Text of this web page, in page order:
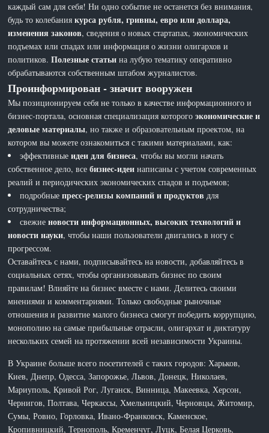
каждый сам для себя! Ни одно событие не останется без внимания,
будь то колебаниякурса рубля, гривны, евро или доллара,
изменения законов, сведения о новых стартапах, экономических
подъемах или спадах или информация о жизни олигархов и
политиков.Полезные статьи на лубую тематику оперативно
обрабатываются собственным штабом журналистов.
Проинформирован - значит вооружен
Мы позиционируем себя не только в качестве информационного и
бизнес-портала, основная специализация которогоэкономические и
деловые материалы, но также и образовательным проектом, на
котором вы можете ознакомиться с такими материалами, как:
эффективныеидеи для бизнеса, чтобы вы могли начать
собственное дело, всебизнес-идеи написаны с учетом современных
реалий и периодических экономических спадов и подъемов;
подробныепресс-релизы компаний и продуктов для
сотрудничества;
свежиеновости информационных, высоких технологий и
новости науки, чтобы наши пользователи двигались в ногу с
прогрессом.
Оставайтесь с нами, подписывайтесь на новости, добавляйтесь в
социальных сетях, чтобы организовывать бизнес по своим
правилам! Влияйте на бизнес вместе с нами. Делитесь своими
мнениями и комментариями. Только свободные рыночные
отношения и развитие малого бизнеса смогут победить коррупцию,
монополию на самые прибыльные отрасли, олигархат и диктатуру
нескольких семей на протяжении всей независимости Украины.
В Украине больше всего посетителей с таких городов: Харьков,
Киев, Днепр, Одесса, Запорожье, Львов, Донецк, Николаев,
Мариуполь, Кривой Рог, Луганск, Винница, Макеевка, Херсон,
Чернигов, Полтава, Черкассы, Хмельницкий, Черновцы, Житомир,
Сумы, Ровно, Горловка, Ивано-Франковск, Каменское,
Кропивницкий, Тернополь, Кременчуг, Луцк, Белая Церковь,